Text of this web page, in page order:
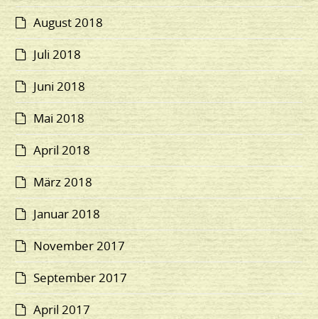
August 2018
Juli 2018
Juni 2018
Mai 2018
April 2018
März 2018
Januar 2018
November 2017
September 2017
April 2017